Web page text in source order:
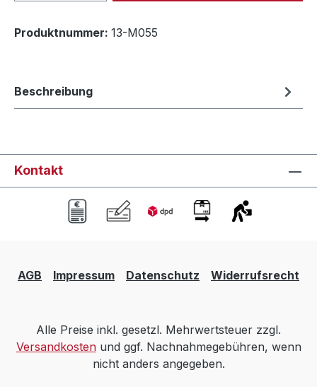
Produktnummer: 13-M055
Beschreibung
Kontakt
AGB Impressum Datenschutz Widerrufsrecht
Alle Preise inkl. gesetzl. Mehrwertsteuer zzgl.
Versandkostenund ggf. Nachnahmegebühren, wenn
nicht anders angegeben.